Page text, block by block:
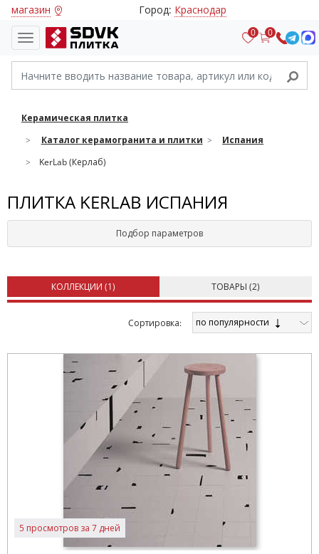
магазин Город: Краснодар
0 0
Керамическая плитка
Каталог керамогранита и плитки
Испания
KerLab (Керлаб)
ПЛИТКА KERLAB ИСПАНИЯ
Подбор параметров
КОЛЛЕКЦИИ (1) ТОВАРЫ (2)
Cортировка: по популярности
5 просмотров за 7 дней